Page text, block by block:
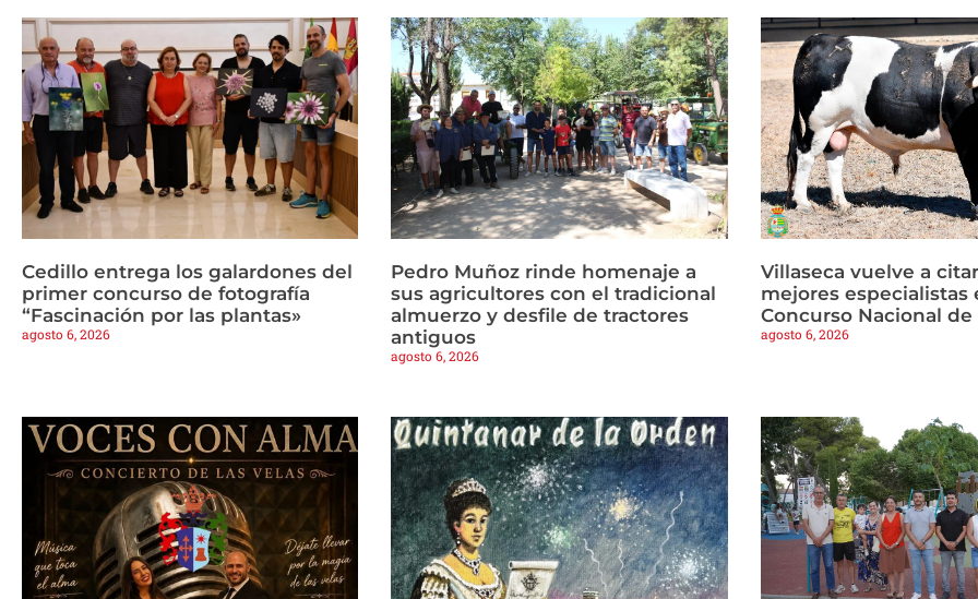
Cedillo entrega los galardones del
primer concurso de fotografía
“Fascinación por las plantas»
agosto 6, 2026
Pedro Muñoz rinde homenaje a
sus agricultores con el tradicional
almuerzo y desfile de tractores
antiguos
agosto 6, 2026
Villaseca vuelve a
mejores especialistas
Concurso Nacional de
agosto 6, 2026